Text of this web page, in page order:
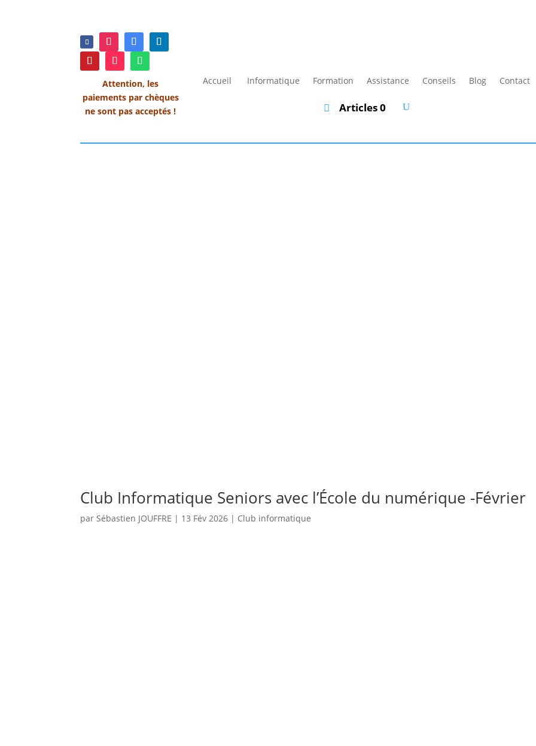
Attention, les
paiements par chèques
ne sont pas acceptés !
Accueil Informatique Formation Assistance Conseils Blog Contact
Articles 0
Club Informatique Seniors avec l’École du numérique -Février
parSébastien JOUFFRE | 13 Fév 2026 | Club informatique